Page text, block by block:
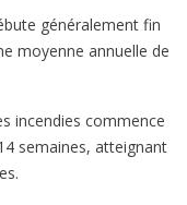
généralement fin
moyenne annuelle de
incendies commence
semaines, atteignant